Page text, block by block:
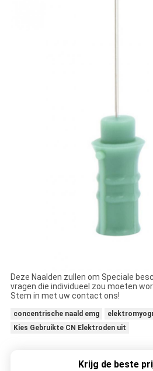
Deze Naalden zullen om Speciale
vragen die individueel zou moeten
Stem in met uw contact ons!
concentrische naald emg
Kies Gebruikte CN Elektroden uit
Krijg de beste